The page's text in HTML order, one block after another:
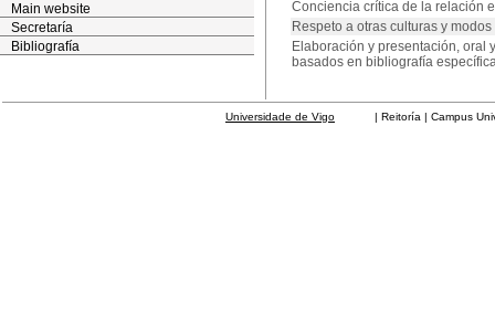
Main website
Secretaría
Bibliografía
Conciencia crítica de la relación
Respeto a otras culturas y
Elaboración y presentación, oral
basados en bibliografía
Universidade de Vigo | Reitoría | Campus